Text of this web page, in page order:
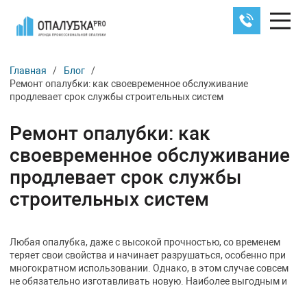
Главная / Блог /
Ремонт опалубки: как своевременное обслуживание
продлевает срок службы строительных систем
Ремонт опалубки: как
своевременное обслуживание
продлевает срок службы
строительных систем
Любая опалубка, даже с высокой прочностью, со временем
теряет свои свойства и начинает разрушаться, особенно при
многократном использовании. Однако, в этом случае совсем
не обязательно изготавливать новую. Наиболее выгодным и